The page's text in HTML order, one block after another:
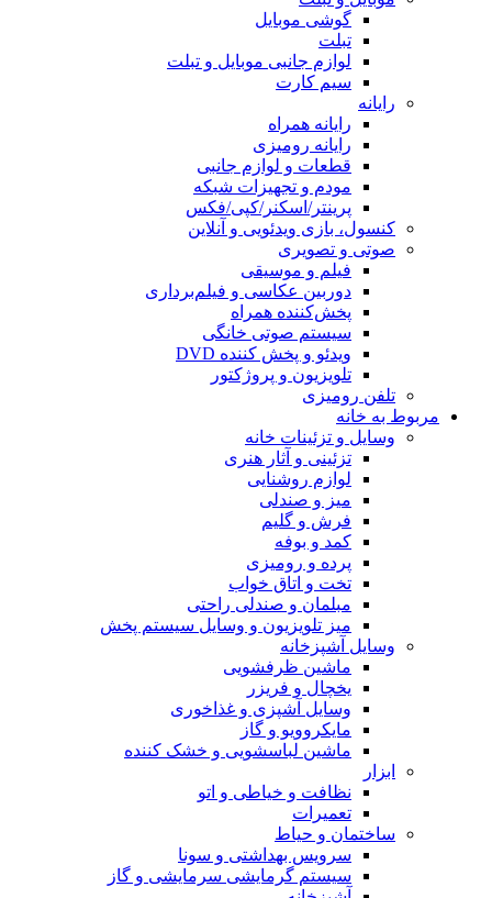
گوشی موبایل
تبلت
لوازم جانبی موبایل و تبلت
سیم کارت
رایانه
رایانه همراه
رایانه رومیزی
قطعات و لوازم جانبی
مودم و تجهیزات شبکه
پرینتر/اسکنر/کپی/فکس
کنسول، بازی‌ ویدئویی و آنلاین
صوتی و تصویری
فیلم و موسیقی
دوربین عکاسی و فیلم‌برداری
پخش‌کننده همراه
سیستم صوتی خانگی
ویدئو و پخش کننده DVD
تلویزیون و پروژکتور
تلفن رومیزی
مربوط به خانه
وسایل و تزئینات خانه
تزئینی و آثار هنری
لوازم روشنایی
میز و صندلی
فرش و گلیم
کمد و بوفه
پرده و رومیزی
تخت و اتاق خواب
مبلمان و صندلی راحتی
میز تلویزیون و وسایل سیستم پخش
وسایل آشپزخانه
ماشین ظرفشویی
یخچال و فریزر
وسایل آشپزی و غذاخوری
مایکروویو و گاز
ماشین لباسشویی و خشک کننده
ابزار
نظافت و خیاطی و اتو
تعمیرات
ساختمان و حیاط
سرویس بهداشتی و سونا
سیستم گرمایشی سرمایشی و گاز